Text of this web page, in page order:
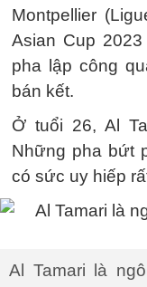
Montpellier
Asian Cup
pha lập công
bán kết.
Ở tuổi 26, Al
Những pha bứt
có sức uy hiếp
Al Tamari là